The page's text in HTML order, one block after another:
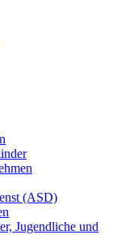
(ASD)
Jugendliche und